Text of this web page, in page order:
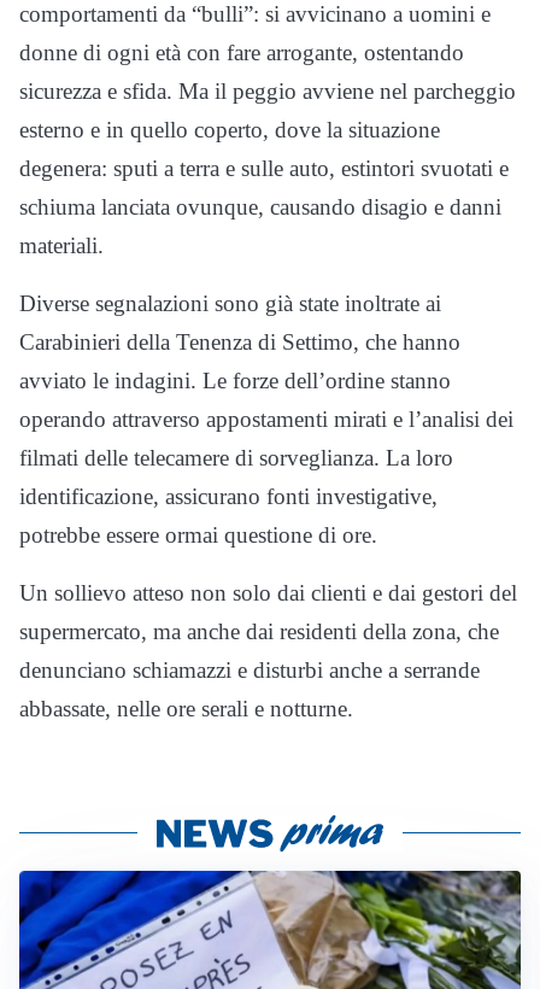
comportamenti da “bulli”: si avvicinano a uomini e
donne di ogni età con fare arrogante, ostentando
sicurezza e sfida. Ma il peggio avviene nel parcheggio
esterno e in quello coperto, dove la situazione
degenera: sputi a terra e sulle auto, estintori svuotati e
schiuma lanciata ovunque, causando disagio e danni
materiali.
Diverse segnalazioni sono già state inoltrate ai
Carabinieri della Tenenza di Settimo, che hanno
avviato le indagini. Le forze dell’ordine stanno
operando attraverso appostamenti mirati e l’analisi dei
filmati delle telecamere di sorveglianza. La loro
identificazione, assicurano fonti investigative,
potrebbe essere ormai questione di ore.
Un sollievo atteso non solo dai clienti e dai gestori del
supermercato, ma anche dai residenti della zona, che
denunciano schiamazzi e disturbi anche a serrande
abbassate, nelle ore serali e notturne.